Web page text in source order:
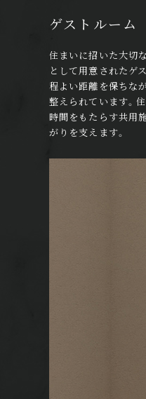
ゲストルーム
住まいに招いた大切
として用意されたゲ
程よい距離を保ちな
整えられています。
時間をもたらす共用
がりを支えます。